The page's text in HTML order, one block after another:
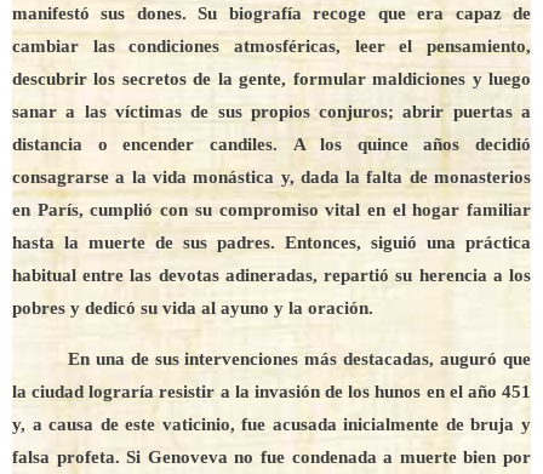
manifestó sus dones. Su biografía recoge que era capaz de
cambiar las condiciones atmosféricas, leer el pensamiento,
descubrir los secretos de la gente, formular maldiciones y luego
sanar a las víctimas de sus propios conjuros; abrir puertas a
distancia o encender candiles. A los quince años decidió
consagrarse a la vida monástica y, dada la falta de monasterios
en París, cumplió con su compromiso vital en el hogar familiar
hasta la muerte de sus padres. Entonces, siguió una práctica
habitual entre las devotas adineradas, repartió su herencia a los
pobres y dedicó su vida al ayuno y la oración.
En una de sus intervenciones más destacadas, auguró que
la ciudad lograría resistir a la invasión de los hunos en el año 451
y, a causa de este vaticinio, fue acusada inicialmente de bruja y
falsa profeta. Si Genoveva no fue condenada a muerte bien por